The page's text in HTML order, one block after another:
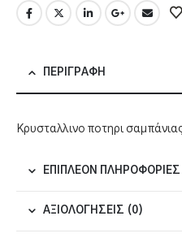
ΠΕΡΙΓΡΑΦΉ
Κρυσταλλινο ποτηρι
ΕΠΙΠΛΈΟΝ ΠΛΗΡΟΦΟΡΊΕΣ
ΑΞΙΟΛΟΓΉΣΕΙΣ (0)